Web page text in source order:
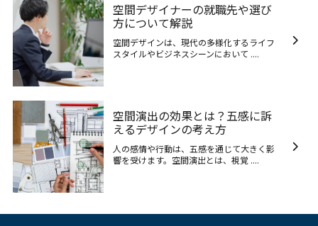
空間デザイナーの就職先や選び
方について解説
空間デザインは、現代の多様化するライフ
スタイルやビジネスシーンにおいて ....
空間演出の効果とは？五感に訴
えるデザインの考え方
人の感情や行動は、五感を通じて大きく影
響を受けます。空間演出とは、視覚 ....